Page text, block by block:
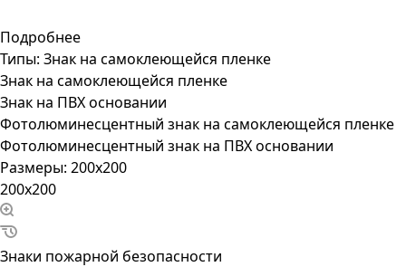
Подробнее
Типы: Знак на самоклеющейся пленке
Знак на самоклеющейся пленке
Знак на ПВХ основании
Фотолюминесцентный знак на самоклеющейся пленке
Фотолюминесцентный знак на ПВХ основании
Размеры: 200x200
200x200
Знаки пожарной безопасности